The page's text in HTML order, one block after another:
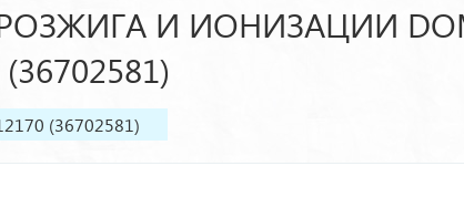
И ИОНИЗАЦИИ
(36702581)